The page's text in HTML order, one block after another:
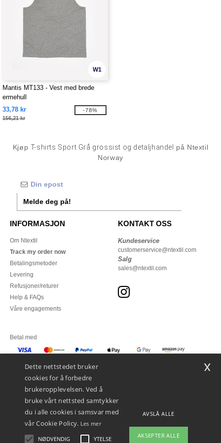
W1
Mantis MT133 - Vest med brede
ermehull
33,78 kr
156,21 kr
-78%
Kjøp T-shirts Sport Grå grossist og detaljhandel
på Ntextil
Norway
Melde deg på!
INFORMASJON
Om Ntextil
Track my order now
Betalingsmetoder
Levering
Refusjoner/returer
Help & FAQs
Våre engagements
KONTAKT OSS
Kundeservice
customerservice@ntextil.com
Salg
sales@ntextil.com
Betal med
Dette nettstedet bruker
cookies for å forbedre
brukeropplevelsen. Ved å
bruke vårt nettsted samtykker
du i alle cookies i samsvar med
vår Cookie Policy. Les mer
NØDVENDIG YTELSE
AVSLÅ ALLE
AKSEPTER ALLE
x